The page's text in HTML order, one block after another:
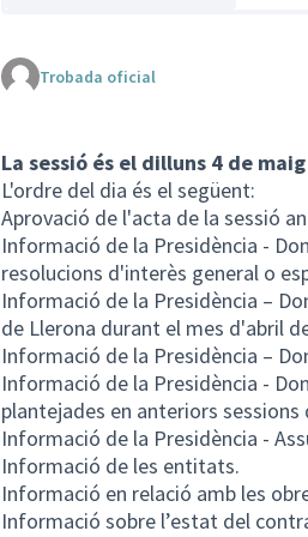
Trobada oficial
La sessió és el dilluns 4 de
L'ordre del dia és el següent:
Aprovació de l'acta de la sessió
Informació de la Presidència -
resolucions d'interès general o
Informació de la Presidència –
de Llerona durant el mes d'abril
Informació de la Presidència –
Informació de la Presidència -
plantejades en anteriors
Informació de la Presidència -
Informació de les entitats.
Informació en relació amb les
Informació sobre l’estat del